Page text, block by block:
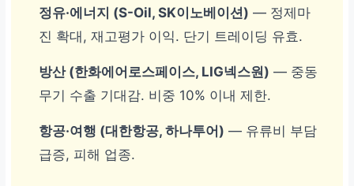
정유·에너지 (S-Oil, SK이노베이션) — 정제마
진 확대, 재고평가 이익. 단기 트레이딩 유효.
방산 (한화에어로스페이스, LIG넥스원) — 중동
무기 수출 기대감. 비중 10% 이내 제한.
항공·여행 (대한항공, 하나투어) — 유류비 부담
급증, 피해 업종.